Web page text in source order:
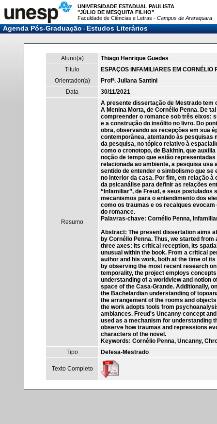
UNIVERSIDADE ESTADUAL PAULISTA
"JÚLIO DE MESQUITA FILHO"
Faculdade de Ciências e Letras - Campus de Araraquara
Agenda Pós-Graduação-Estudos Literários
Aluno(a)
Thiago Henrique Guedes
Titulo
ESPAÇOS INFAMILIARES EM
Orientador(a)
Profª. Juliana Santini
Data
30/11/2021
Resumo
A presente dissertação de Mestrado tem
A Menina Morta, de Cornélio Penna. De
compreender o romance sob três eixos:
e a construção do insólito no livro. Do
obra, observando as recepções em sua
contemporânea, atentando às pesquisas
da pesquisa, no tópico relativo à
como o cronotopo, de Bakhtin, que
noção de tempo que estão
relacionada ao ambiente, a pesquisa usa
sentido de entender o simbolismo que
no interior da casa. Por fim, em relação
da psicanálise para definir as relações
“Infamiliar”, de Freud, e seus postulados
mecanismos para o entendimento dos
como os traumas e os recalques
do romance.
Palavras-chave: Cornélio Penna,
Abstract: The present dissertation aims
by Cornélio Penna. Thus, we started
three axes: its critical reception, its
unusual within the book. From a critical
author and his work, both at the time of
by observing the most recent research
temporality, the project employs
understanding of a worldview and notion
space of the Casa-Grande. Additionally,
the Bachelardian understanding of
the arrangement of the rooms and
the work adopts tools from
ambiances. Freud's Uncanny concept
used as a mechanism for understanding
observe how traumas and repressions
characters of the novel.
Keywords: Cornélio Penna, Uncanny,
Tipo
Defesa-Mestrado
Texto Completo